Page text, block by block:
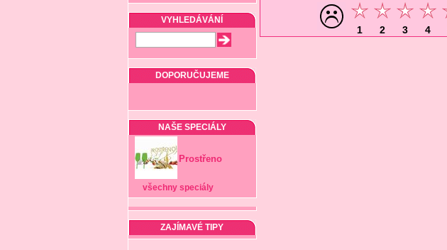
VYHLEDÁVÁNÍ
DOPORUČUJEME
NAŠE SPECIÁLY
Prostřeno
všechny speciály
ZAJÍMAVÉ TIPY
1 2 3 4